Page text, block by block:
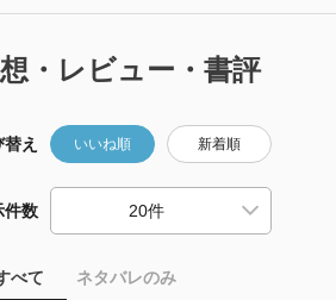
・レビュー・書評
え いいね順 新着順
件数
べて ネタバレのみ